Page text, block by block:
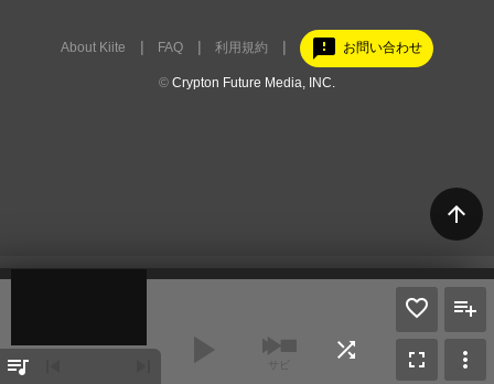
arrow_upward
About Kiite FAQ 利用規約 feedback お問い合わせ
© Crypton Future Media, INC.
queue_music play_arrow サビ
shuffle fullscreen more_vert